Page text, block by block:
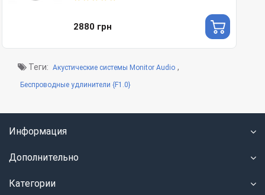
2880 грн
Теги: Акустические системы Monitor Audio ,
Беспроводные удлинители {F1.0}
Информация
Дополнительно
Категории